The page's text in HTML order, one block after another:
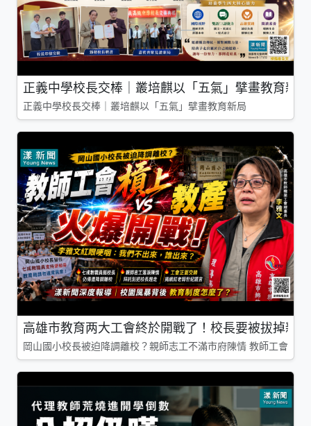
正義中學校長交棒｜叢培麒以「五氣」擘畫教育新局
正義中學校長交棒｜叢培麒以「五氣」擘畫教育新局
高雄市教育两大工會終於開戰了！校長要被拔掉親
岡山國小校長被迫降調離校？親師志工不滿市府陳情 教師工會槓